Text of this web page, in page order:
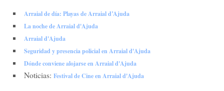
Arraial de día: Playas de Arraial d’Ajuda
La noche de Arraial d'Ajuda
Arraial d'Ajuda
Seguridad y presencia policial en Arraial d'Ajuda
Dónde conviene alojarse en Arraial d'Ajuda
Noticias: Festival de Cine en Arraial d'Ajuda